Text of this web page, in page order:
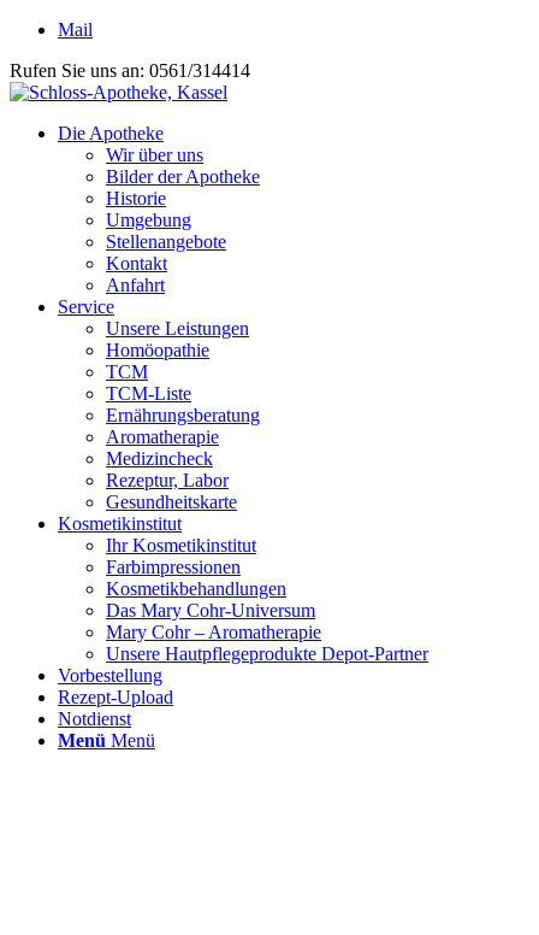
Mail
Rufen Sie uns an: 0561/314414
Die Apotheke
Wir über uns
Bilder der Apotheke
Historie
Umgebung
Stellenangebote
Kontakt
Anfahrt
Service
Unsere Leistungen
Homöopathie
TCM
TCM-Liste
Ernährungsberatung
Aromatherapie
Medizincheck
Rezeptur, Labor
Gesundheitskarte
Kosmetikinstitut
Ihr Kosmetikinstitut
Farbimpressionen
Kosmetikbehandlungen
Das Mary Cohr-Universum
Mary Cohr – Aromatherapie
Unsere Hautpflegeprodukte Depot-Partner
Vorbestellung
Rezept-Upload
Notdienst
Menü Menü